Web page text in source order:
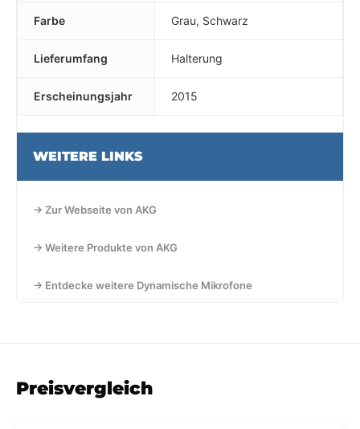
Farbe Grau, Schwarz
Lieferumfang Halterung
Erscheinungsjahr 2015
WEITERE LINKS
→ Zur Webseite von AKG
→ Weitere Produkte von AKG
→ Entdecke weitere Dynamische Mikrofone
Preisvergleich